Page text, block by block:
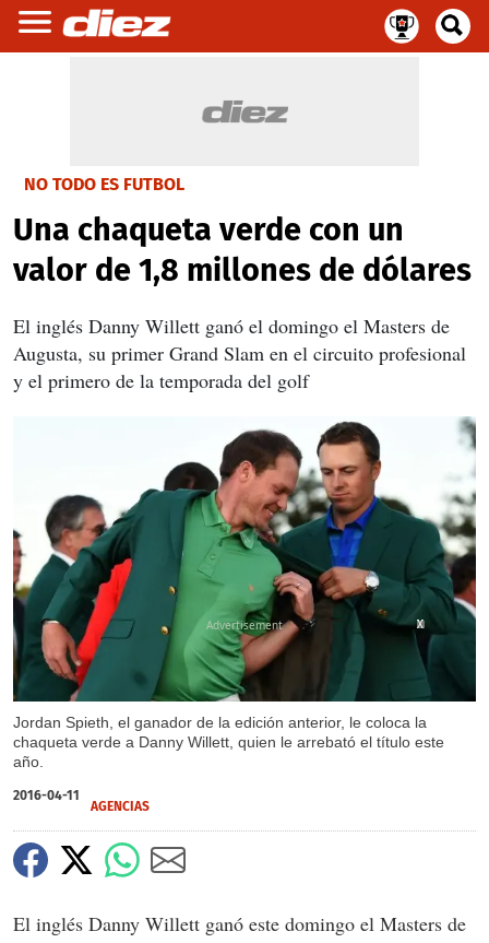
NO TODO ES FUTBOL
Una chaqueta verde con un
valor de 1,8 millones de dólares
El inglés Danny Willett ganó el domingo el Masters de
Augusta, su primer Grand Slam en el circuito profesional
y el primero de la temporada del golf
Jordan Spieth, el ganador de la edición anterior, le coloca la
chaqueta verde a Danny Willett, quien le arrebató el título este
año.
X
X
X
2016-04-11
AGENCIAS
El inglés Danny Willett ganó este domingo el Masters de